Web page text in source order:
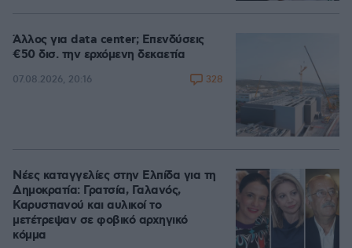
Άλλος για data center; Επενδύσεις
€50 δισ. την ερχόμενη δεκαετία
07.08.2026, 20:16 328
Νέες καταγγελίες στην Ελπίδα για τη
Δημοκρατία: Γρατσία, Γαλανός,
Καρυστιανού και αυλικοί το
μετέτρεψαν σε φοβικό αρχηγικό
κόμμα